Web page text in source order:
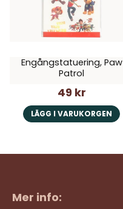
Engångstatuering, Paw
Patrol
49 kr
LÄGG I VARUKORGEN
Mer info: